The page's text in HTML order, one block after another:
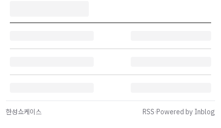
한성쇼케이스 RSS·Powered by Inblog